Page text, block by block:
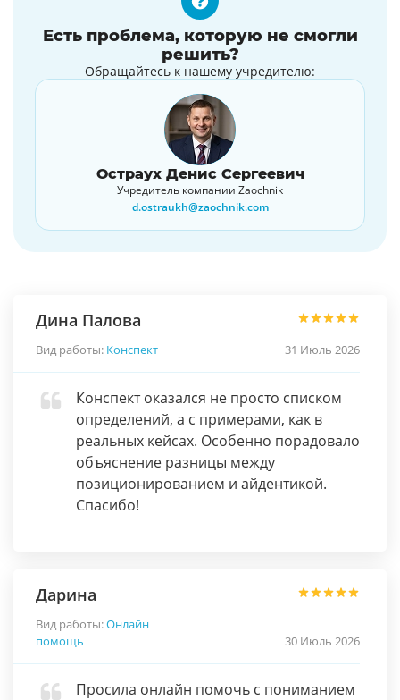
Есть проблема, которую не смогли
решить?
Обращайтесь к нашему учредителю:
Остраух Денис Сергеевич
Учредитель компании Zaochnik
d.ostraukh@zaochnik.com
Дина Палова
Вид работы: Конспект 31 Июль 2026
Конспект оказался не просто списком
определений, а с примерами, как в
реальных кейсах. Особенно порадовало
объяснение разницы между
позиционированием и айдентикой.
Спасибо!
Дарина
Вид работы:Онлайн
помощь
30 Июль 2026
Просила онлайн помочь с пониманием